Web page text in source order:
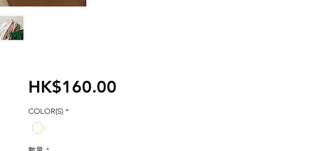
HK$160.00價
COLOR(S) *